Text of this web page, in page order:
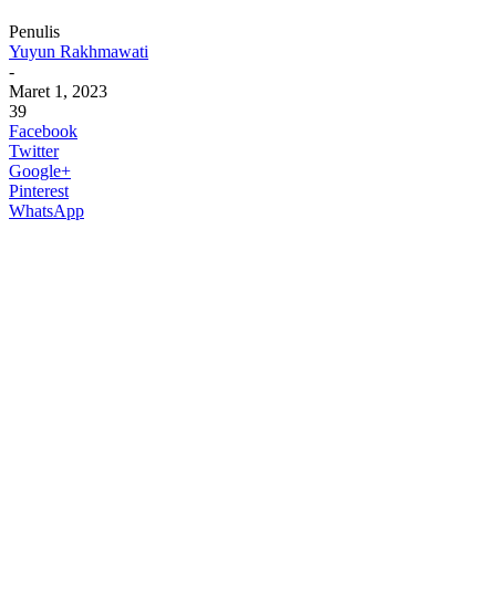
Penulis
Yuyun Rakhmawati
-
Maret 1, 2023
39
Facebook
Twitter
Google+
Pinterest
WhatsApp